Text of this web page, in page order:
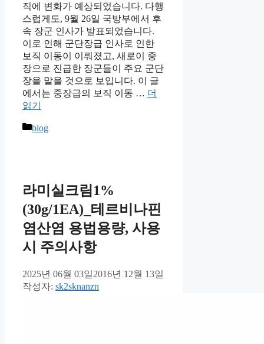
직에 변화가 예상되었습니다. 다행
스럽게도, 9월 26일 국방부에서 후
속 장군 인사가 발표되었습니다.
이로 인해 군단장급 인사로 인한
보직 이동이 이뤄졌고, 새로이 중
장으로 진급한 장군들이 주요 군단
장을 맡을 것으로 보입니다. 이 글
에서는 중장급의 보직 이동 … 더
읽기
카
blog
라미실크림1%
(30g/1EA)_테르비나핀
염산염 용법용량, 사용
시 주의사항
2025년 06월 03일2016년 12월 13일
작성자: sk2sknanzn